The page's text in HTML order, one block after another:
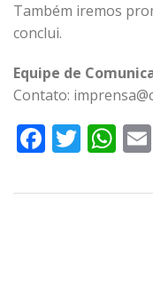
Também iremos
conclui.
Equipe de
Contato:
Facebook